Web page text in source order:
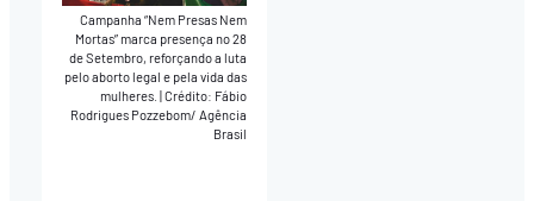
Campanha “Nem Presas Nem
Mortas” marca presença no 28
de Setembro, reforçando a luta
pelo aborto legal e pela vida das
mulheres.|Crédito: Fábio
Rodrigues Pozzebom/ Agência
Brasil